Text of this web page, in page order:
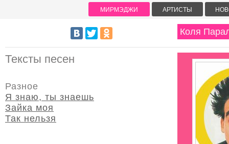
Коля
Тексты песен
Разное
Я знаю, ты знаешь
Зайка моя
Так нельзя
МИРМЭДЖИ АРТИСТЫ